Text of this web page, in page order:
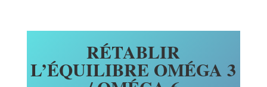
RÉTABLIR
L’ÉQUILIBRE OMÉGA 3